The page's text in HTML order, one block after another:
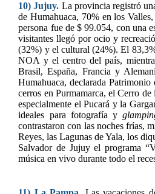
10) Jujuy. La provincia registró
de Humahuaca, 70% en los
persona fue de $ 99.054, con una
visitantes llegó por ocio y
(32%) y el cultural (24%). El
NOA y el centro del país,
Brasil, España, Francia y
Humahuaca, declarada
cerros en Purmamarca, el Cerro
especialmente el Pucará y la
ideales para fotografía y
contrastaron con las noches frías,
Reyes, las Lagunas de Yala, los
Salvador de Jujuy el programa
música en vivo durante todo el